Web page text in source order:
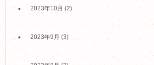
2023年10月 (2)
2023年9月 (3)